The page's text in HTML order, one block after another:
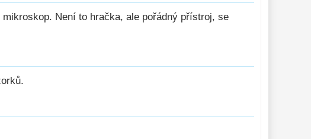
Není to hračka, ale pořádný přístroj, se